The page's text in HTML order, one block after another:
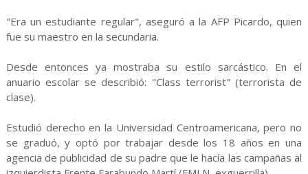
"Era un estudiante regular", aseguró a la AFP Picardo, quien
fue su maestro en la secundaria.
Desde entonces ya mostraba su estilo sarcástico. En el
anuario escolar se describió: "Class terrorist" (terrorista de
clase).
Estudió derecho en la Universidad Centroamericana, pero no
se graduó, y optó por trabajar desde los 18 años en una
agencia de publicidad de su padre que le hacía las campañas al